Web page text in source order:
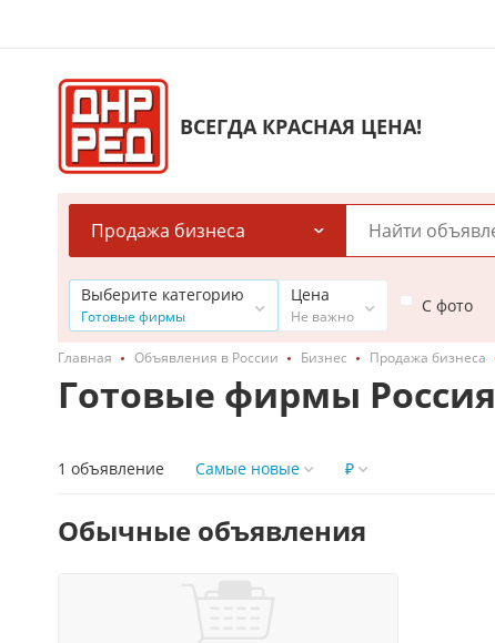
ВСЕГДА КРАСНАЯ ЦЕНА!
Продажа бизнеса
Выберите категорию
Готовые фирмы
Цена
Не важно
С фото
Главная Объявления в России Бизнес Продажа бизнеса
Готовые фирмы Россия
1 объявление Самые новые ₽
Обычные объявления